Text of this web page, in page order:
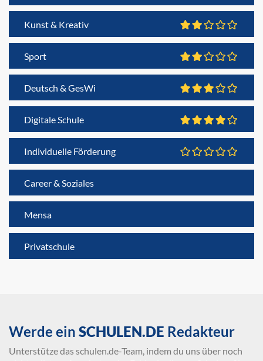
Kunst & Kreativ
Sport
Deutsch & GesWi
Digitale Schule
Individuelle Förderung
Career & Soziales
Mensa
Privatschule
Werde ein SCHULEN.DE Redakteur
Unterstütze das schulen.de-Team, indem du uns über noch